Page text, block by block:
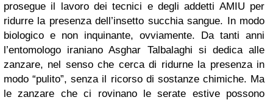
prosegue il lavoro dei tecnici e degli addetti AMIU per
ridurre la presenza dell’insetto succhia sangue. In modo
biologico e non inquinante, ovviamente. Da tanti anni
l’entomologo iraniano Asghar Talbalaghi si dedica alle
zanzare, nel senso che cerca di ridurne la presenza in
modo “pulito”, senza il ricorso di sostanze chimiche. Ma
le zanzare che ci rovinano le serate estive possono